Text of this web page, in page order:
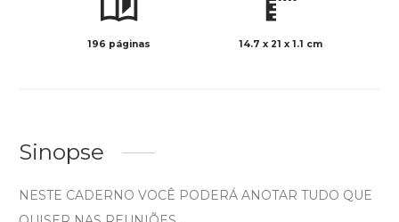
196 páginas 14.7 x 21 x 1.1 cm
Sinopse
NESTE CADERNO VOCÊ PODERÁ ANOTAR TUDO QUE